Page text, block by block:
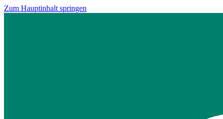
Zum Hauptinhalt springen